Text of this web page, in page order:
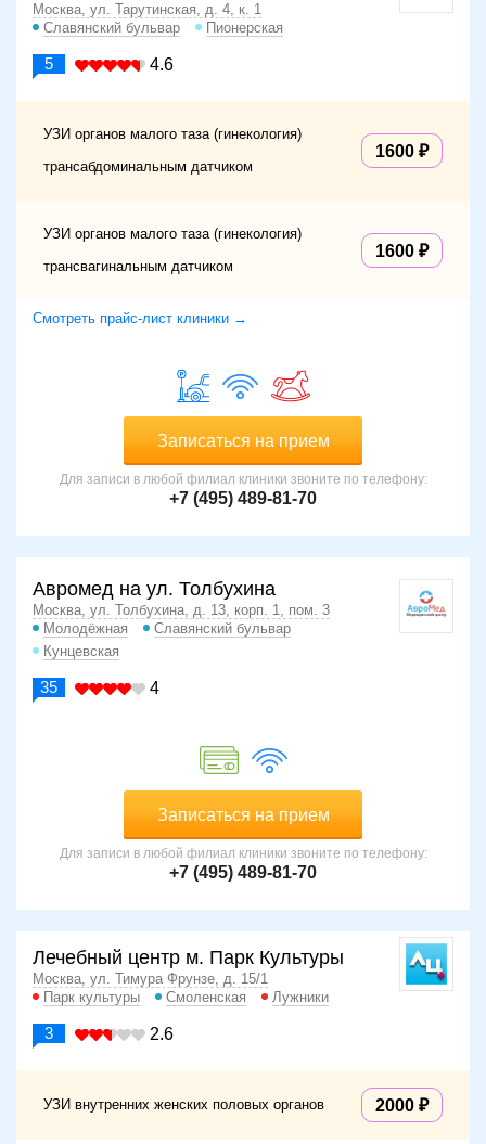
Москва, ул. Тарутинская, д. 4, к. 1
Славянский бульвар
Пионерская
5 4.6
УЗИ органов малого таза (гинекология)
трансабдоминальным датчиком
1600
УЗИ органов малого таза (гинекология)
трансвагинальным датчиком
1600
Смотреть прайс-лист клиники →
Записаться на прием
Для записи в любой филиал клиники звоните по телефону:
+7 (495) 489-81-70
Авромед на ул. Толбухина
Москва, ул. Толбухина, д. 13, корп. 1, пом. 3
Молодёжная
Славянский бульвар
Кунцевская
35 4
Записаться на прием
Для записи в любой филиал клиники звоните по телефону:
+7 (495) 489-81-70
Лечебный центр м. Парк Культуры
Москва, ул. Тимура Фрунзе, д. 15/1
Парк культуры
Смоленская Лужники
3 2.6
УЗИ внутренних женских половых органов 2000